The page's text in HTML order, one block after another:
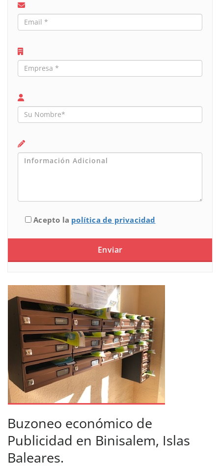
Buzoneo económico de
Publicidad en Binisalem, Islas
Baleares.
Acepto la política de privacidad